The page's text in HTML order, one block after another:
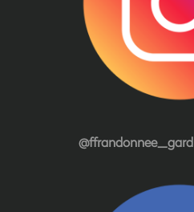
@ffrandonnee_gard